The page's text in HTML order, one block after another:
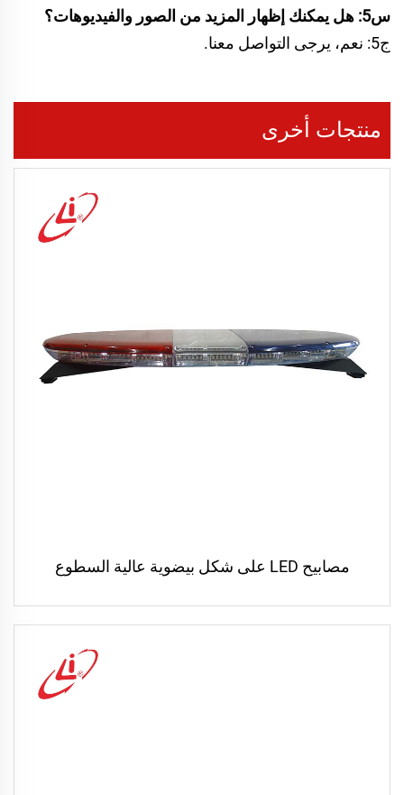
س5: هل يمكنك إظهار المزيد من الصور والفيديوهات؟
ج5: نعم، يرجى التواصل معنا.
منتجات أخرى
مصابيح LED على شكل بيضوية عالية السطوع